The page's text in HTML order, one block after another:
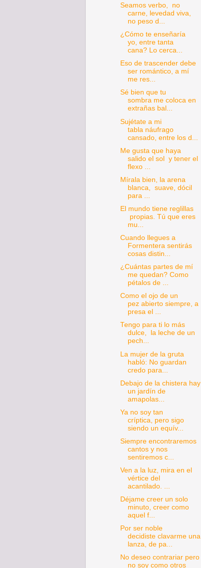
Seamos verbo, no
carne, levedad viva,
no peso d...
¿Cómo te enseñaría
yo, entre tanta
cana? Lo cerca...
Eso de trascender debe
ser romántico, a mí
me res...
Sé bien que tu
sombra me coloca en
extrañas bal...
Sujétate a mi
tabla náufrago
cansado, entre los d...
Me gusta que haya
salido el sol y tener el
flexo ...
Mírala bien, la arena
blanca, suave, dócil
para ...
El mundo tiene reglillas
propias. Tú que eres
mu...
Cuando llegues a
Formentera sentirás
cosas distin...
¿Cuántas partes de mí
me quedan? Como
pétalos de ...
Como el ojo de un
pez abierto siempre, a
presa el ...
Tengo para ti lo más
dulce, la leche de un
pech...
La mujer de la gruta
habló: No guardan
credo para...
Debajo de la chistera hay
un jardín de
amapolas...
Ya no soy tan
críptica, pero sigo
siendo un equív...
Siempre encontraremos
cantos y nos
sentiremos c...
Ven a la luz, mira en el
vértice del
acantilado. ...
Déjame creer un solo
minuto, creer como
aquel f...
Por ser noble
decidiste clavarme una
lanza, de pa...
No deseo contrariar pero
no soy como otros